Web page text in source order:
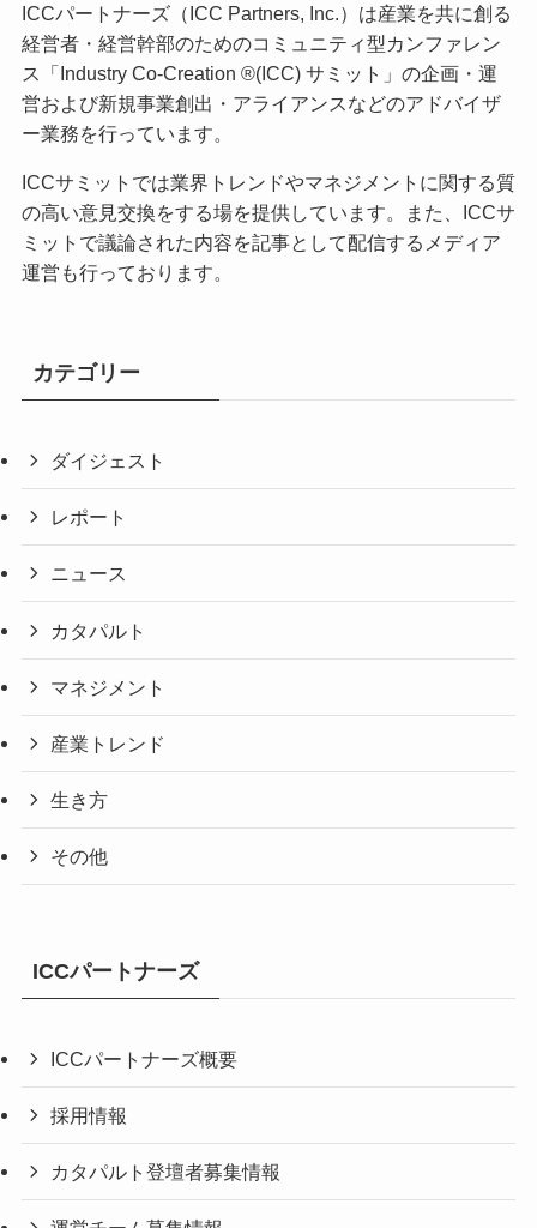
ICCパートナーズ（ICC Partners, Inc.）は産業を共に創る
経営者・経営幹部のためのコミュニティ型カンファレン
ス「Industry Co-Creation ®(ICC) サミット」の企画・運
営および新規事業創出・アライアンスなどのアドバイザ
ー業務を行っています。
ICCサミットでは業界トレンドやマネジメントに関する質
の高い意見交換をする場を提供しています。また、ICCサ
ミットで議論された内容を記事として配信するメディア
運営も行っております。
カテゴリー
ダイジェスト
レポート
ニュース
カタパルト
マネジメント
産業トレンド
生き方
その他
ICCパートナーズ
ICCパートナーズ概要
採用情報
カタパルト登壇者募集情報